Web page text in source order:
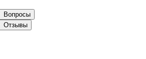
Вопросы
Отзывы